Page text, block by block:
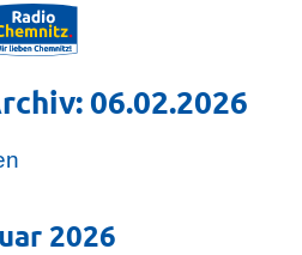
06.02.2026
2026